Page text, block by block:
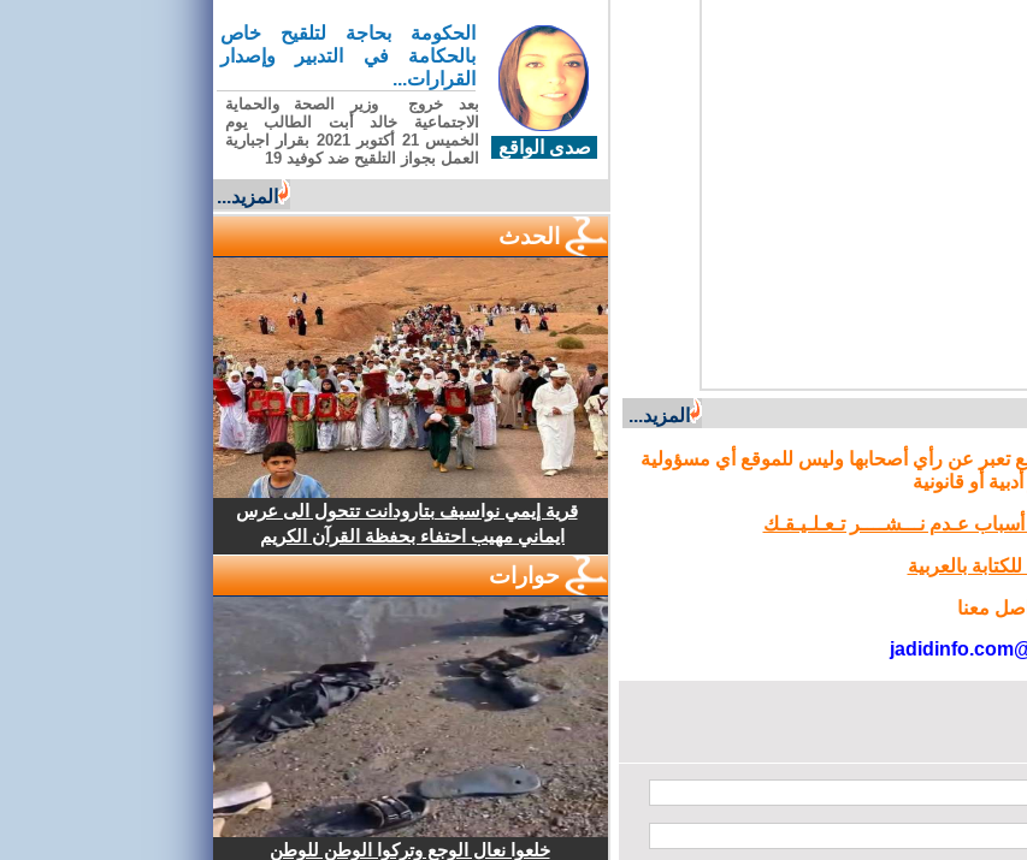
المزيد...
تعبر عن رأي أصحابها وليس للموقع أي مسؤولية
أو قانونية
أسباب عـدم نـــشــــر تـعـلـيـقـك
بالعربية
معنا
صدى الواقع
الحكومة بحاجة لتلقيح خاص
بالحكامة في التدبير وإصدار
القرارات...
بعد خروج وزير الصحة والحماية
الاجتماعية خالد أبت الطالب يوم
الخميس 21 أكتوبر 2021 بقرار اجبارية
العمل بجواز التلقيح ضد كوفيد 19
المزيد...
الحدث
قرية إيمي نواسيف بتارودانت تتحول الى عرس
ايماني مهيب احتفاء بحفظة القرآن الكريم
حوارات
خلعوا نعال الوجع وتركوا الوطن للوطن